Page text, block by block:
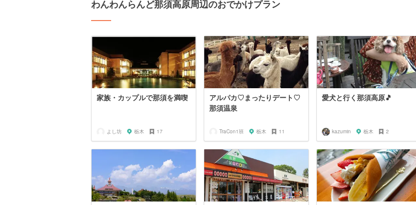
わんわんらんど那須高原周辺のおでかけプラン
家族・カップルで那須を満喫
よし坊 栃木 17
アルパカ♡まったりデート♡
那須温泉
TraCon1班 栃木 11
愛犬と行く那須高原🎵
kazumin 栃木 2